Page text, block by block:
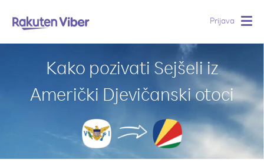
Prijava
Kako pozivati Sejšeli iz
Američki Djevičanski otoci